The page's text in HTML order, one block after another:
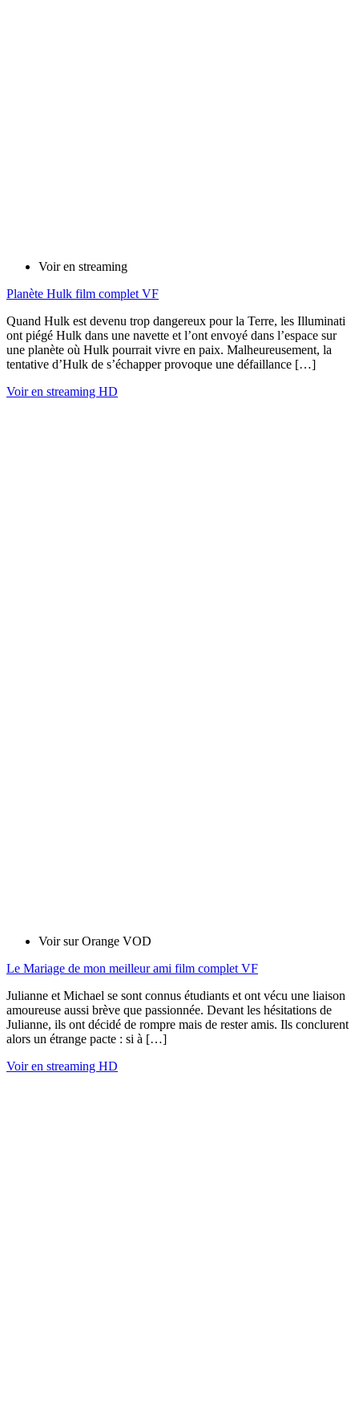
Voir en streaming
Planète Hulk film complet VF
Quand Hulk est devenu trop dangereux pour la Terre, les Illuminati
ont piégé Hulk dans une navette et l’ont envoyé dans l’espace sur
une planète où Hulk pourrait vivre en paix. Malheureusement, la
tentative d’Hulk de s’échapper provoque une défaillance […]
Voir en streaming HD
Voir sur Orange VOD
Le Mariage de mon meilleur ami film complet VF
Julianne et Michael se sont connus étudiants et ont vécu une liaison
amoureuse aussi brève que passionnée. Devant les hésitations de
Julianne, ils ont décidé de rompre mais de rester amis. Ils conclurent
alors un étrange pacte : si à […]
Voir en streaming HD